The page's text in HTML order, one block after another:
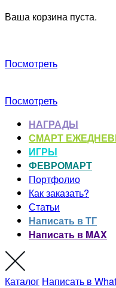
Ваша корзина пуста.
Посмотреть
Посмотреть
НАГРАДЫ
СМАРТ
ИГРЫ
ФЕВРОМАРТ
Портфолио
Как заказать?
Статьи
Написать в ТГ
Написать в MAX
Каталог Написать в